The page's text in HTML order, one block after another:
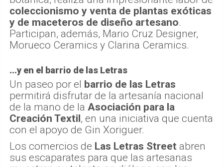
Un paseo por elbarrio de las Letras
permitirá disfrutar de la artesanía nacional
de la mano de laAsociación para la
Creación Textil , en una iniciativa que cuenta
con el apoyo de Gin Xoriguer.
Los comercios deLas Letras Street
sus escaparates para que las artesanas
muestren su talento en diálogo con las
propias piezas de cada establecimiento. Se
podrán ver abanicos de seda pintados a
manoen una tienda de belleza,tocados
que son casi esculturas en una librería o
piezas de algodón tejidode manera
artesanal en una joyería.